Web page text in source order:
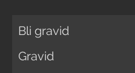
Bli gravid
Gravid